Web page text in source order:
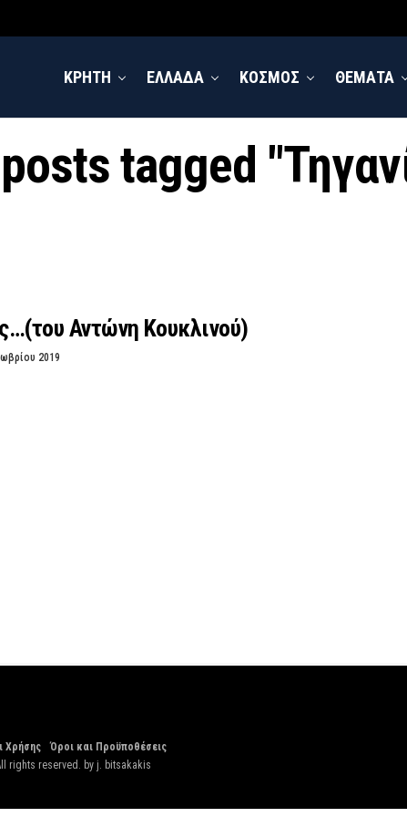
ΚΡΗΤΗ ΕΛΛΑΔΑ ΚΟΣΜΟΣ ΘΕΜΑΤΑ
tagged
Αντώνη Κουκλινού)
2019
Χρήσης
Όροι και Προϋποθέσεις
rights reserved. by j. bitsakakis